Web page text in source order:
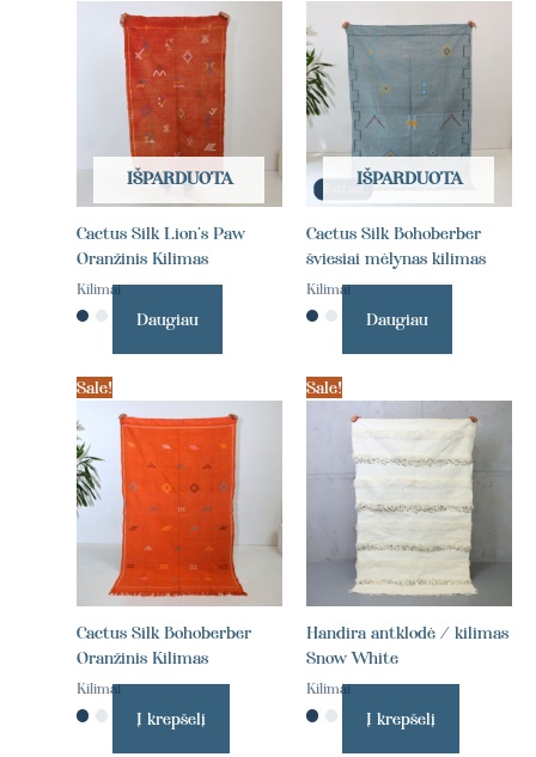
IŠPARDUOTA
Cactus Silk Lion’s Paw
Oranžinis Kilimas
Kilimai
Daugiau
IŠPARDUOTA
Cactus Silk Bohoberber
šviesiai mėlynas kilimas
Kilimai
Daugiau
Sale!
Cactus Silk Bohoberber
Oranžinis Kilimas
Kilimai
Į krepšelį
Sale!
Handira antklodė / kilimas
Snow White
Kilimai
Į krepšelį